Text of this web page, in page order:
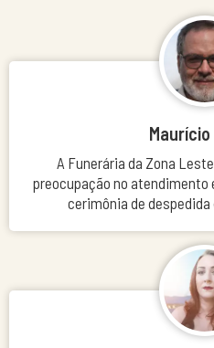
A Funerária da Zona
preocupação no atendimento
cerimônia de